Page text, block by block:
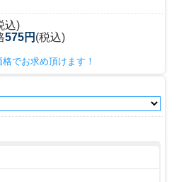
込)
575円 (税込)
でお求め頂けます！